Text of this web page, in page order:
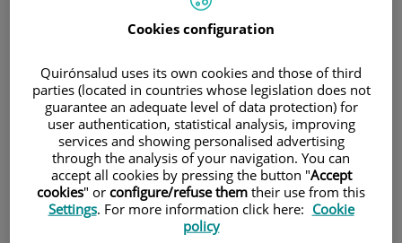
Pacientes y visitantes
Investigación
Cookies configuration
Quirónsalud uses its own cookies and those of third
parties (located in countries whose legislation does not
guarantee an adequate level of data protection) for
user authentication, statistical analysis, improving
services and showing personalised advertising
through the analysis of your navigation. You can
accept all cookies by pressing the button "Accept
cookies" or configure/refuse them their use from this
Settings. For more information click here: Cookie
policy